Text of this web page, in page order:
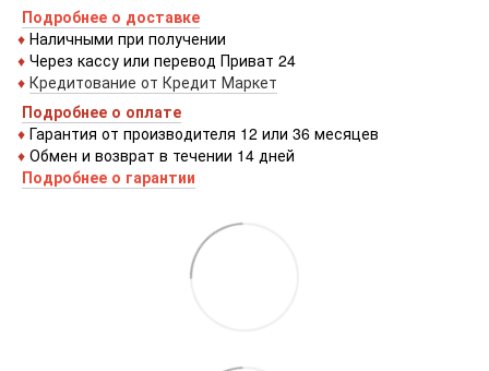
Подробнее о доставке
♦ Наличными при получении
♦ Через кассу или перевод Приват 24
♦ Кредитование от Кредит Маркет
Подробнее о оплате
♦ Гарантия от производителя 12 или 36 месяцев
♦ Обмен и возврат в течении 14 дней
Подробнее о гарантии